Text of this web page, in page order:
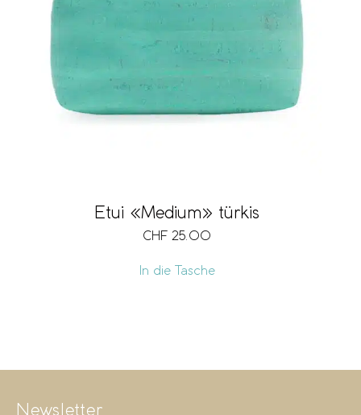
Etui «Medium» türkis
CHF 25.00
In die Tasche
Newsletter